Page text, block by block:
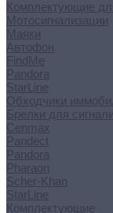
Комплектующие
Мотосигнализации
Маяки
Автофон
FindMe
Pandora
StarLine
Обходчики
Брелки для
Cenmax
Pandect
Pandora
Pharaon
Scher-Khan
StarLine
Комплектующие